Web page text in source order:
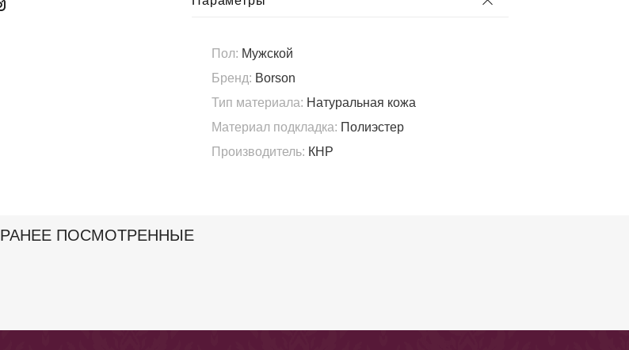
Пол: Мужской
Бренд: Borson
Тип материала: Натуральная кожа
Материал подкладка: Полиэстер
Производитель: КНР
РАНЕЕ ПОСМОТРЕННЫЕ